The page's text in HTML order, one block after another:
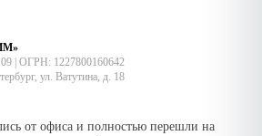
| ОГРН: 1227800160642
ул. Ватутина, д. 18
от офиса и полностью перешли на